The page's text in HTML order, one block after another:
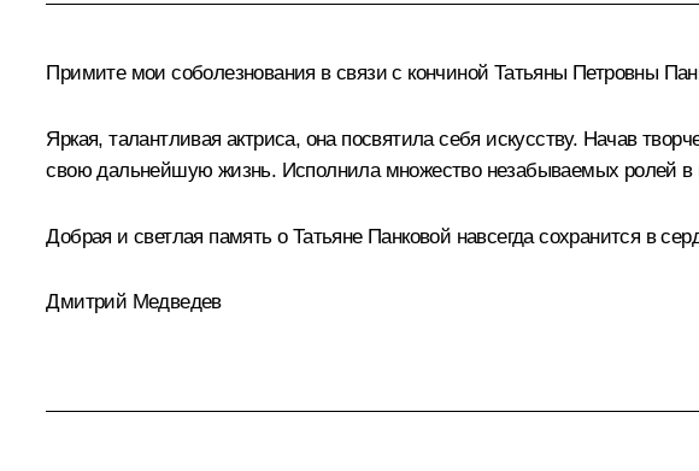
Примите мои соболезнования в связи с кончиной Татьяны Петровны
Яркая, талантливая актриса, она посвятила себя искусству. Начав
свою дальнейшую жизнь. Исполнила множество незабываемых ролей в
Добрая и светлая память о Татьяне Панковой навсегда сохранится в
Дмитрий Медведев